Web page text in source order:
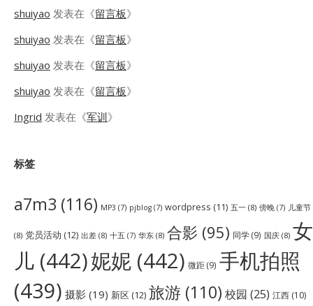
shuiyao 发表在《留言板》
shuiyao 发表在《留言板》
shuiyao 发表在《留言板》
shuiyao 发表在《留言板》
Ingrid 发表在《军训》
标签
a7m3 (116) MP3 (7) pjblog (7) wordpress (11) 五一 (8) 傍晚 (7) 儿童节
(8) 党员活动 (12) 出差 (8) 十五 (7) 华东 (8) 合影 (95) 同学(9) 国庆 (8) 女
儿 (442)妮妮 (442) 微距(9) 手机拍照
(439) 摄影 (19) 新区 (12) 旅游 (110) 校园 (25) 江西 (10)